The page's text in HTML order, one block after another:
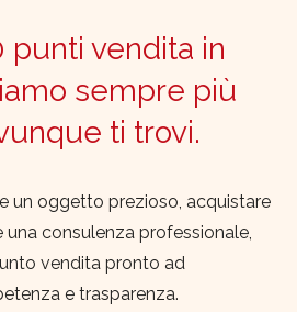
punti vendita in
sempre più
ti trovi.
un oggetto prezioso, acquistare
consulenza professionale,
vendita pronto ad
e trasparenza.